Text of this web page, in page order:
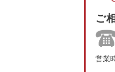
ご
営業